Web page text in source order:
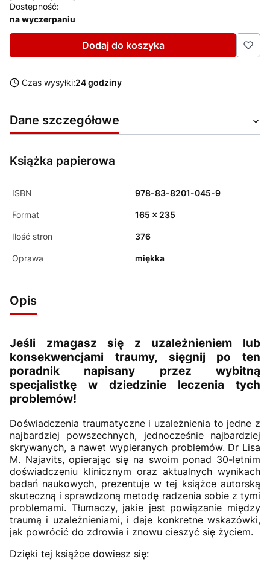
Dostępność:
na wyczerpaniu
Dodaj do koszyka
Czas wysyłki:24 godziny
Dane szczegółowe
Książka papierowa
ISBN 978-83-8201-045-9
Format 165 x 235
Ilość stron 376
Oprawa miękka
Opis
Jeśli zmagasz się z uzależnieniem lub
konsekwencjami traumy, sięgnij po ten
poradnik napisany przez wybitną
specjalistkę w dziedzinie leczenia tych
problemów!
Doświadczenia traumatyczne i uzależnienia to jedne z
najbardziej powszechnych, jednocześnie najbardziej
skrywanych, a nawet wypieranych problemów. Dr Lisa
M. Najavits, opierając się na swoim ponad 30-letnim
doświadczeniu klinicznym oraz aktualnych wynikach
badań naukowych, prezentuje w tej książce autorską
skuteczną i sprawdzoną metodę radzenia sobie z tymi
problemami. Tłumaczy, jakie jest powiązanie między
traumą i uzależnieniami, i daje konkretne wskazówki,
jak powrócić do zdrowia i znowu cieszyć się życiem.
Dzięki tej książce dowiesz się: